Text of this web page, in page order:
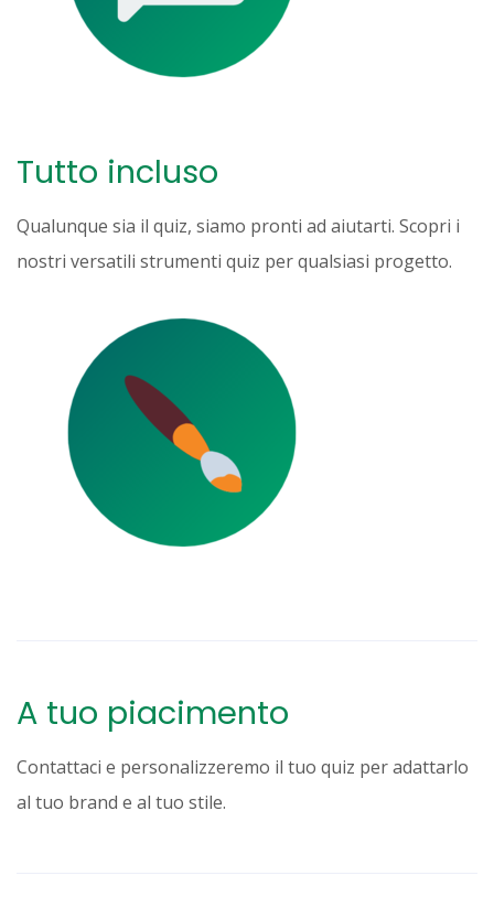
Tutto incluso
Qualunque sia il quiz, siamo pronti ad aiutarti. Scopri i
nostri versatili strumenti quiz per qualsiasi progetto.
A tuo piacimento
Contattaci e personalizzeremo il tuo quiz per adattarlo
al tuo brand e al tuo stile.